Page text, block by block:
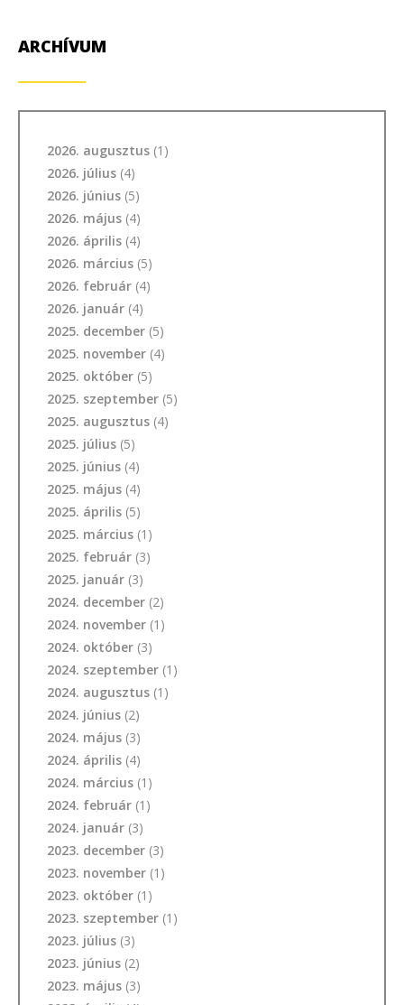
ARCHÍVUM
2026. augusztus (1)
2026. július (4)
2026. június (5)
2026. május (4)
2026. április (4)
2026. március (5)
2026. február (4)
2026. január (4)
2025. december (5)
2025. november (4)
2025. október (5)
2025. szeptember (5)
2025. augusztus (4)
2025. július (5)
2025. június (4)
2025. május (4)
2025. április (5)
2025. március (1)
2025. február (3)
2025. január (3)
2024. december (2)
2024. november (1)
2024. október (3)
2024. szeptember (1)
2024. augusztus (1)
2024. június (2)
2024. május (3)
2024. április (4)
2024. március (1)
2024. február (1)
2024. január (3)
2023. december (3)
2023. november (1)
2023. október (1)
2023. szeptember (1)
2023. július (3)
2023. június (2)
2023. május (3)